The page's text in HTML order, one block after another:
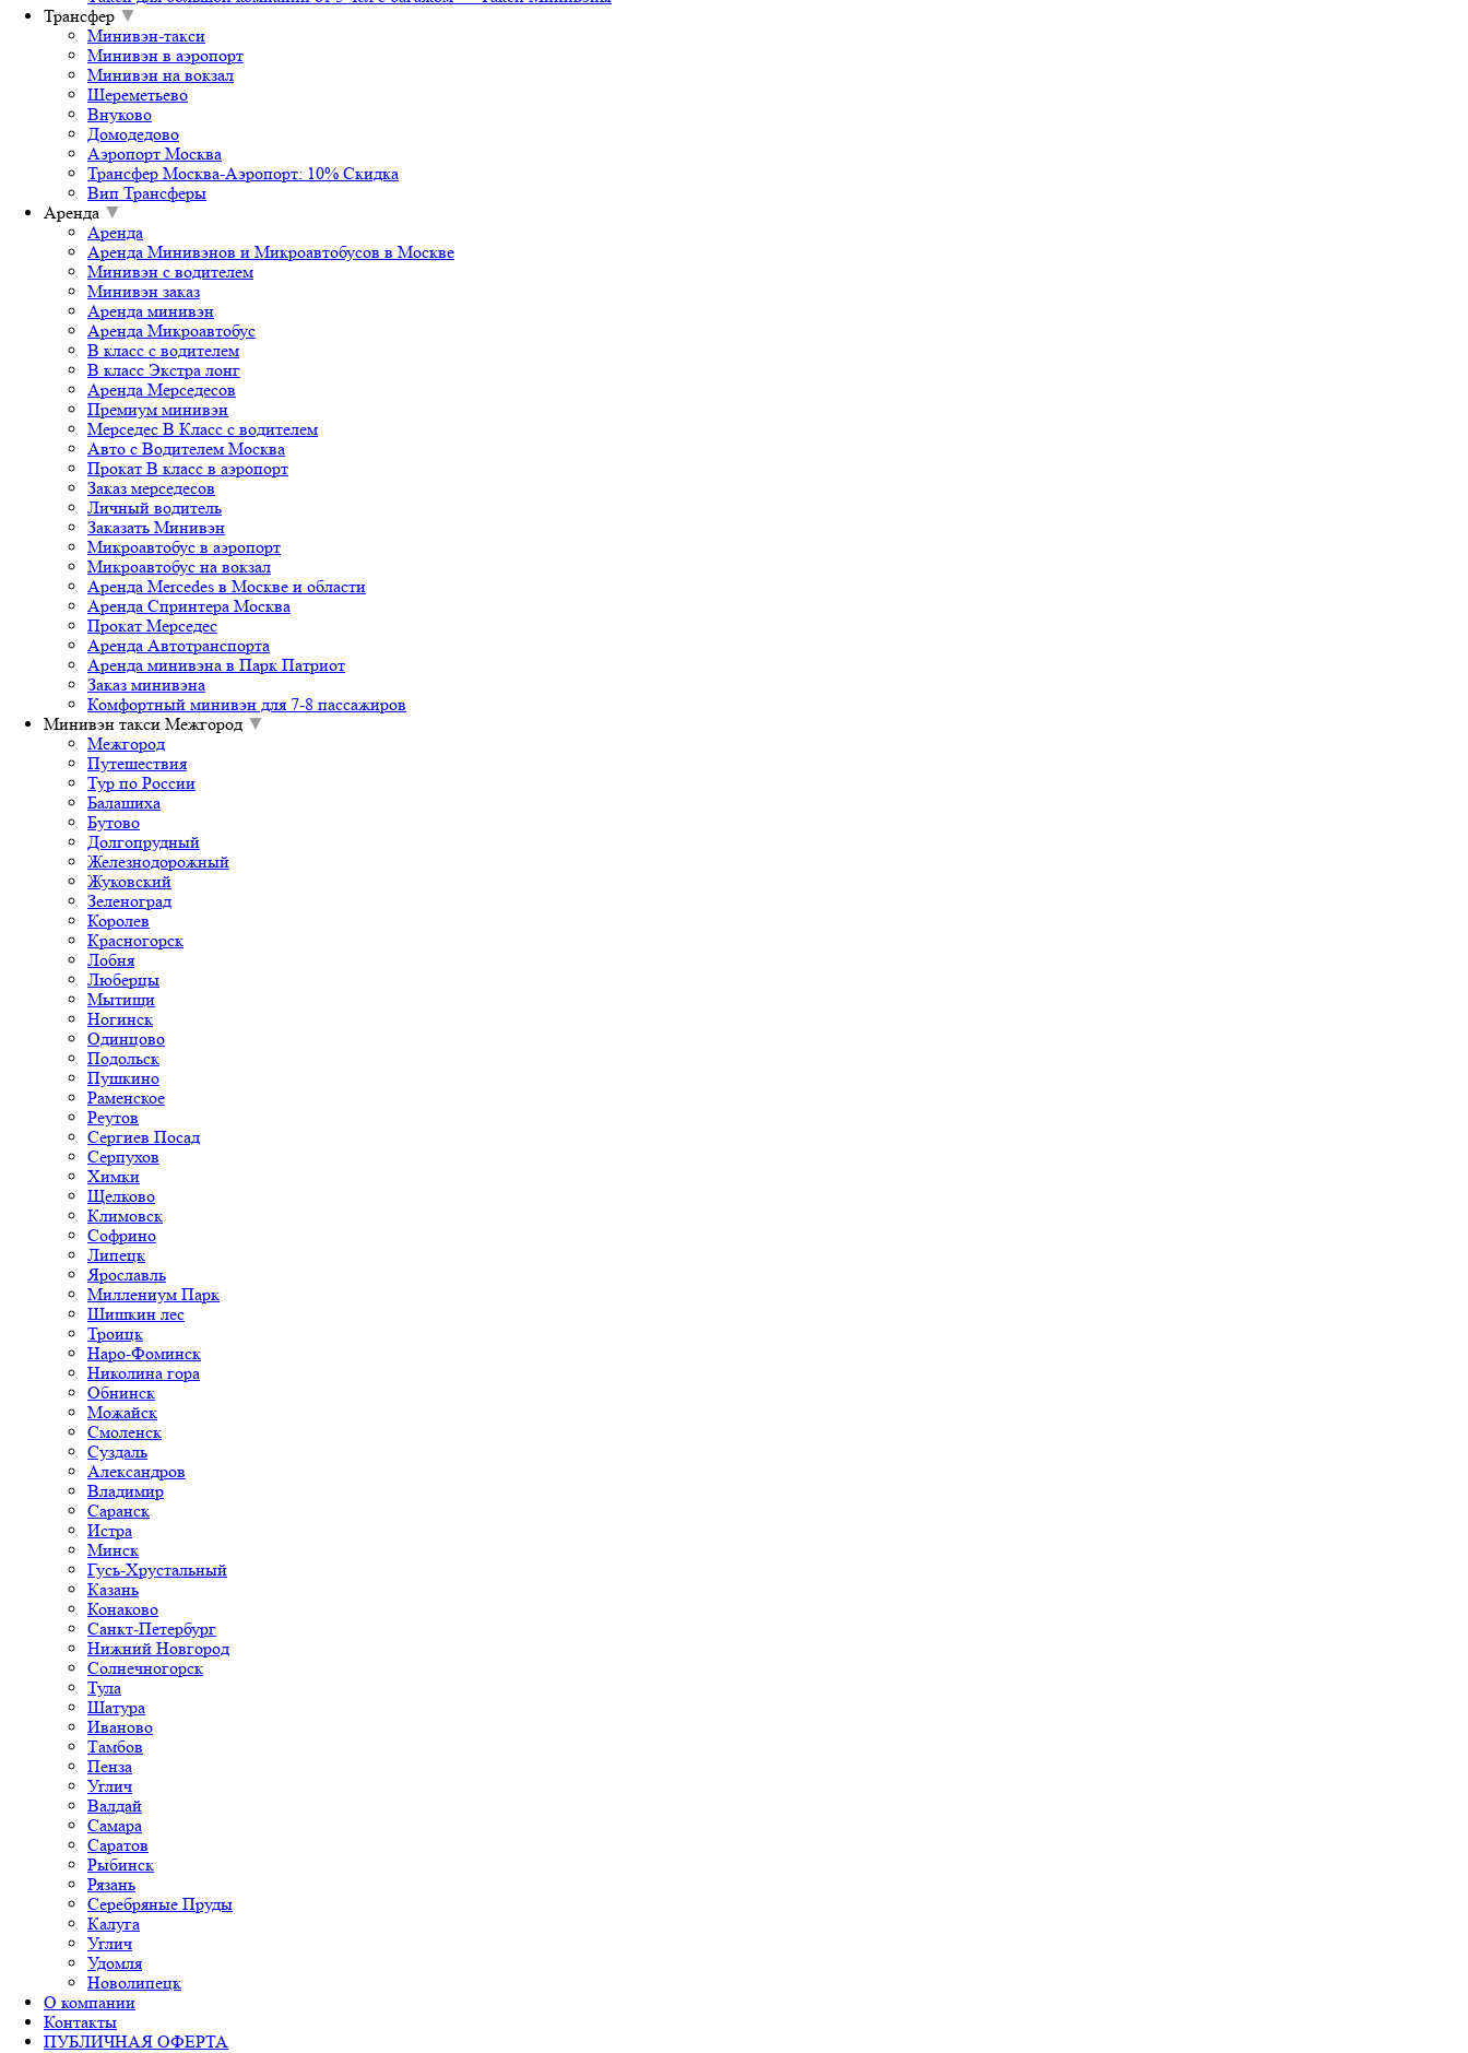
Трансфер ▼
Минивэн-такси
Минивэн в аэропорт
Минивэн на вокзал
Шереметьево
Внуково
Домодедово
Аэропорт Москва
Трансфер Москва-Аэропорт: 10% Скидка
Вип Трансферы
Аренда ▼
Аренда
Аренда Минивэнов и Микроавтобусов в Москве
Минивэн с водителем
Минивэн заказ
Аренда минивэн
Аренда Микроавтобус
В класс с водителем
В класс Экстра лонг
Аренда Мерседесов
Премиум минивэн
Мерседес В Класс с водителем
Авто с Водителем Москва
Прокат В класс в аэропорт
Заказ мерседесов
Личный водитель
Заказать Минивэн
Микроавтобус в аэропорт
Микроавтобус на вокзал
Аренда Mercedes в Москве и области
Аренда Спринтера Москва
Прокат Мерседес
Аренда Автотранспорта
Аренда минивэна в Парк Патриот
Заказ минивэна
Комфортный минивэн для 7-8 пассажиров
Минивэн такси Межгород ▼
Межгород
Путешествия
Тур по России
Балашиха
Бутово
Долгопрудный
Железнодорожный
Жуковский
Зеленоград
Королев
Красногорск
Лобня
Люберцы
Мытищи
Ногинск
Одинцово
Подольск
Пушкино
Раменское
Реутов
Сергиев Посад
Серпухов
Химки
Щелково
Климовск
Софрино
Липецк
Ярославль
Миллениум Парк
Шишкин лес
Троицк
Наро-Фоминск
Николина гора
Обнинск
Можайск
Смоленск
Суздаль
Александров
Владимир
Саранск
Истра
Минск
Гусь-Хрустальный
Казань
Конаково
Санкт-Петербург
Нижний Новгород
Солнечногорск
Тула
Шатура
Иваново
Тамбов
Пенза
Углич
Валдай
Самара
Саратов
Рыбинск
Рязань
Серебряные Пруды
Калуга
Углич
Удомля
Новолипецк
О компании
Контакты
ПУБЛИЧНАЯ ОФЕРТА